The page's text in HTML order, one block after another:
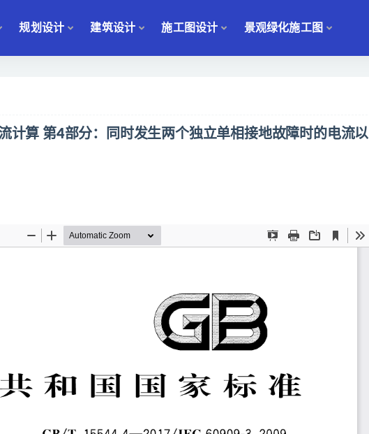
规划设计 建筑设计 施工图设计 景观绿化施工图
计算 第4部分：同时发生两个独立单相接地故障时的电流以